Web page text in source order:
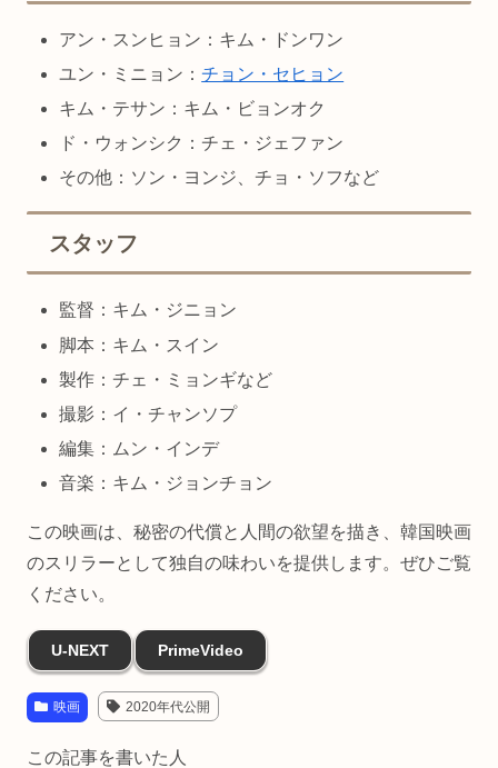
アン・スンヒョン：キム・ドンワン
ユン・ミニョン：チョン・セヒョン
キム・テサン：キム・ビョンオク
ド・ウォンシク：チェ・ジェファン
その他：ソン・ヨンジ、チョ・ソフなど
スタッフ
監督：キム・ジニョン
脚本：キム・スイン
製作：チェ・ミョンギなど
撮影：イ・チャンソプ
編集：ムン・インデ
音楽：キム・ジョンチョン
この映画は、秘密の代償と人間の欲望を描き、韓国映画
のスリラーとして独自の味わいを提供します。ぜひご覧
ください。
U-NEXT PrimeVideo
映画 2020年代公開
この記事を書いた人